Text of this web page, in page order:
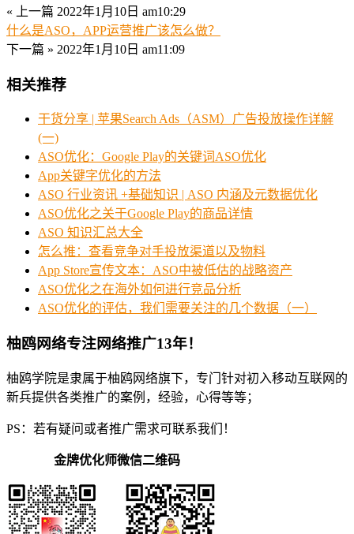
« 上一篇 2022年1月10日 am10:29
什么是ASO，APP运营推广该怎么做？
下一篇 » 2022年1月10日 am11:09
相关推荐
干货分享 | 苹果Search Ads（ASM）广告投放操作详解
(一)
ASO优化：Google Play的关键词ASO优化
App关键字优化的方法
ASO 行业资讯 +基础知识 | ASO 内涵及元数据优化
ASO优化之关于Google Play的商品详情
ASO 知识汇总大全
怎么推：查看竞争对手投放渠道以及物料
App Store宣传文本：ASO中被低估的战略资产
ASO优化之在海外如何进行竞品分析
ASO优化的评估，我们需要关注的几个数据（一）
柚鸥网络专注网络推广13年！
柚鸥学院是隶属于柚鸥网络旗下，专门针对初入移动互联网的
新兵提供各类推广的案例，经验，心得等等；
PS：若有疑问或者推广需求可联系我们！
金牌优化师微信二维码